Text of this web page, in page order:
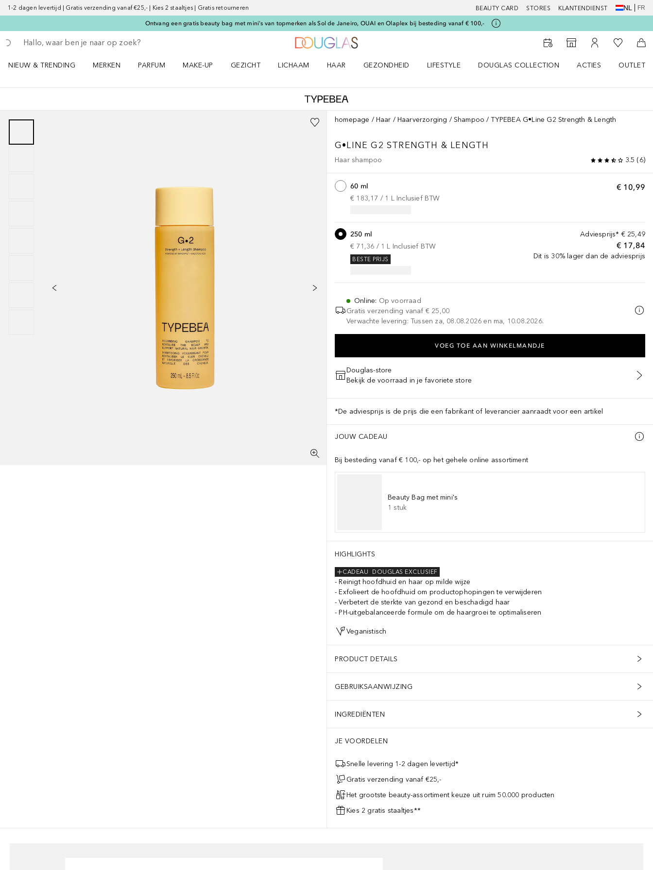
1-2 dagen levertijd | Gratis verzending vanaf €25,- | Kies 2 staaltjes | Gratis retourneren BEAUTY CARD STORES KLANTENDIENST NL FR
Ontvang een gratis beauty bag met mini's van topmerken als Sol de Janeiro, OUAI en Olaplex bij besteding vanaf € 100,-
Ga terug
Zoekopdracht uitvoeren
Naar StorefinderNaar Mijn Account
Naar Mijn
NIEUW & TRENDING
MERKEN
PARFUM
MAKE-UP
GEZICHT
LICHAAM
HAAR
GEZONDHEID
LIFESTYLE
DOUGLAS COLLECTION
ACTIES
OUTLET
homepage Haar Haarverzorging Shampoo TYPEBEA G•Line G2 Strength & Length
G•LINE G2 STRENGTH & LENGTH
Haar shampoo 3.5 (6)
€ 10,99
60 ml
€ 183,17 / 1 L Inclusief BTW
Adviesprijs* € 25,49
€ 17,84
Dit is 30% lager dan de adviesprijs
250 ml
€ 71,36 / 1 L Inclusief BTW
BESTE PRIJS
Online: Op voorraad
Gratis verzending vanaf € 25,00
Verwachte levering: Tussen za, 08.08.2026 en ma, 10.08.2026.
VOEG TOE AAN WINKELMANDJE
Douglas-store
Bekijk de voorraad in je favoriete store
*De adviesprijs is de prijs die een fabrikant of leverancier aanraadt voor een artikel
JOUW CADEAU
Bij besteding vanaf € 100,- op het gehele online assortiment
Beauty Bag met mini's
1 stuk
HIGHLIGHTS
DOUGLAS EXCLUSIEF
CADEAU
Reinigt hoofdhuid en haar op milde wijze
Exfolieert de hoofdhuid om productophopingen te verwijderen
Verbetert de sterkte van gezond en beschadigd haar
PH-uitgebalanceerde formule om de haargroei te optimaliseren
Veganistisch
PRODUCT DETAILS
GEBRUIKSAANWIJZING
INGREDIËNTEN
JE VOORDELEN
Snelle levering 1-2 dagen levertijd*
Gratis verzending vanaf €25,-
Het grootste beauty-assortiment keuze uit ruim 50.000 producten
Kies 2 gratis staaltjes**